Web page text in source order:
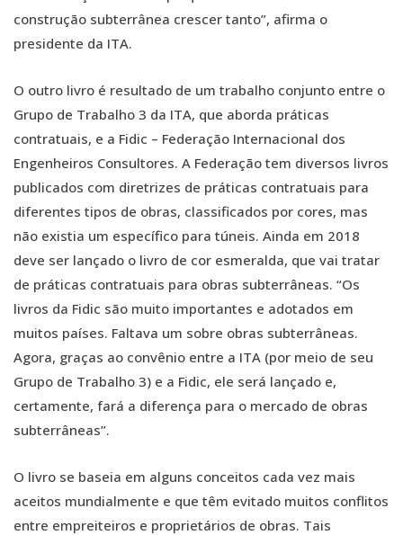
construção subterrânea crescer tanto”, afirma o
presidente da ITA.
O outro livro é resultado de um trabalho conjunto entre o
Grupo de Trabalho 3 da ITA, que aborda práticas
contratuais, e a Fidic – Federação Internacional dos
Engenheiros Consultores. A Federação tem diversos livros
publicados com diretrizes de práticas contratuais para
diferentes tipos de obras, classificados por cores, mas
não existia um específico para túneis. Ainda em 2018
deve ser lançado o livro de cor esmeralda, que vai tratar
de práticas contratuais para obras subterrâneas. “Os
livros da Fidic são muito importantes e adotados em
muitos países. Faltava um sobre obras subterrâneas.
Agora, graças ao convênio entre a ITA (por meio de seu
Grupo de Trabalho 3) e a Fidic, ele será lançado e,
certamente, fará a diferença para o mercado de obras
subterrâneas”.
O livro se baseia em alguns conceitos cada vez mais
aceitos mundialmente e que têm evitado muitos conflitos
entre empreiteiros e proprietários de obras. Tais